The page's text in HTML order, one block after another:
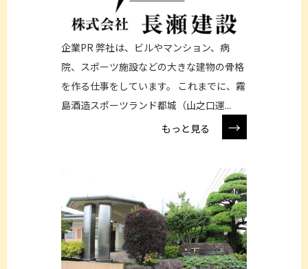
企業PR 弊社は、ビルやマンション、病
院、スポーツ施設などの大きな建物の骨格
を作る仕事をしています。 これまでに、霧
島酒造スポーツランド都城（山之口運...
もっと見る
→